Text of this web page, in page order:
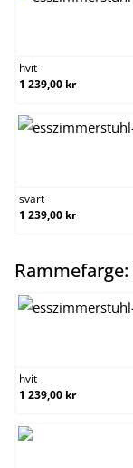
hvit
1 239,00 kr
svart
1 239,00 kr
Rammefarge:
hvit
1 239,00 kr